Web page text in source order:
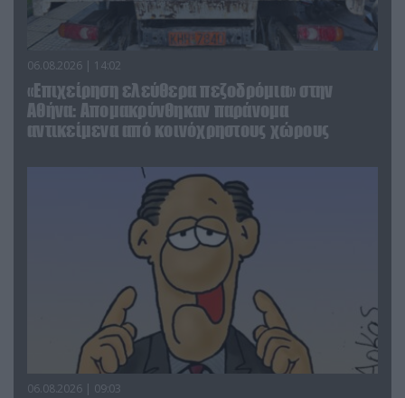
06.08.2026 | 14:02
«Επιχείρηση ελεύθερα πεζοδρόμια» στην
Αθήνα: Απομακρύνθηκαν παράνομα
αντικείμενα από κοινόχρηστους χώρους
06.08.2026 | 09:03